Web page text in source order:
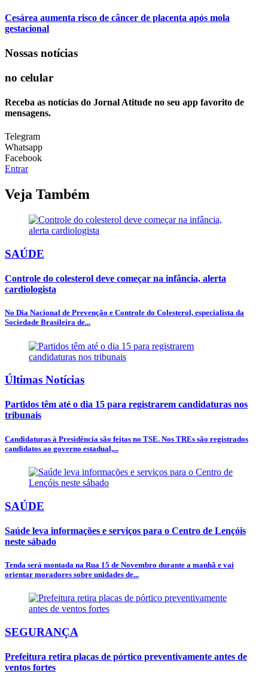
Cesárea aumenta risco de câncer de placenta após mola
gestacional
Nossas notícias
no celular
Receba as notícias do Jornal Atitude no seu app favorito de
mensagens.
Telegram
Whatsapp
Facebook
Entrar
Veja Também
SAÚDE
Controle do colesterol deve começar na infância, alerta
cardiologista
No Dia Nacional de Prevenção e Controle do Colesterol, especialista da
Sociedade Brasileira de...
Últimas Notícias
Partidos têm até o dia 15 para registrarem candidaturas nos
tribunais
Candidaturas à Presidência são feitas no TSE. Nos TREs são registrados
candidatos ao governo estadual,...
SAÚDE
Saúde leva informações e serviços para o Centro de Lençóis
neste sábado
Tenda será montada na Rua 15 de Novembro durante a manhã e vai
orientar moradores sobre unidades de...
SEGURANÇA
Prefeitura retira placas de pórtico preventivamente antes de
ventos fortes